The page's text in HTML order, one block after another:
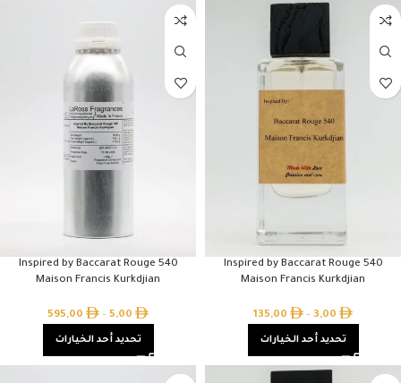
Inspired by Baccarat Rouge 540
Maison Francis Kurkdjian
3,00
–
135,00
تحديد أحد الخيارات
Inspired by Baccarat Rouge 540
Maison Francis Kurkdjian
5,00
–
595,00
تحديد أحد الخيارات